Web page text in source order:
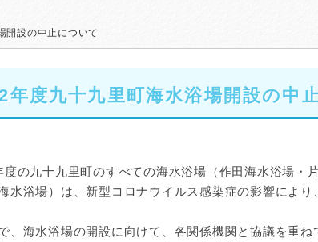
開設の中止について
年度九十九里町海水浴場開設の中
の九十九里町のすべての海水浴場（作田海水浴場・
水浴場）は、新型コロナウイルス感染症の影響により
、海水浴場の開設に向けて、各関係機関と協議を重ね